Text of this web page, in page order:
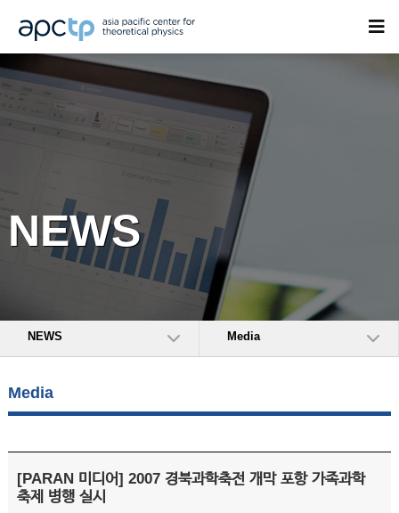
NEWS
NEWS Media
Media
[PARAN 미디어] 2007 경북과학축전 개막 포항 가족과학
축제 병행 실시